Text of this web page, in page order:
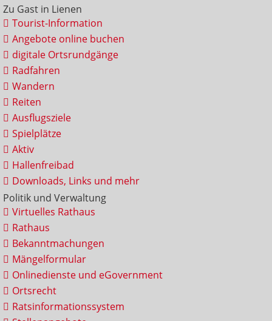
Zu Gast in Lienen
Tourist-Information
Angebote online buchen
digitale Ortsrundgänge
Radfahren
Wandern
Reiten
Ausflugsziele
Spielplätze
Aktiv
Hallenfreibad
Downloads, Links und mehr
Politik und Verwaltung
Virtuelles Rathaus
Rathaus
Bekanntmachungen
Mängelformular
Onlinedienste und eGovernment
Ortsrecht
Ratsinformationssystem